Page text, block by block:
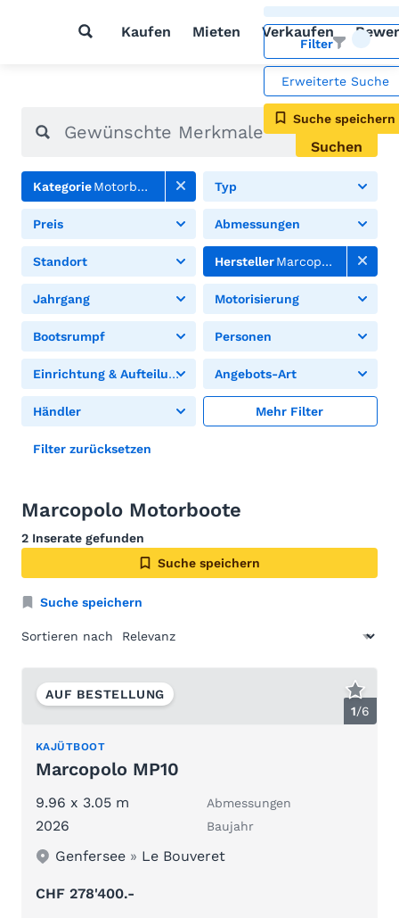
Kaufen Mieten Verkaufen
Filter
Erweiterte Suche
Suche speichern
Suchen
KategorieMotorboote Typ
Preis Abmessungen
Standort HerstellerMarcopolo
Jahrgang Motorisierung
Bootsrumpf Personen
Einrichtung & Aufteilung Angebots-Art
Händler Mehr Filter
Filter zurücksetzen
Marcopolo Motorboote
2 Inserate gefunden
Suche speichern
Suche speichern
Sortieren nach
1/6
AUF BESTELLUNG
KAJÜTBOOT
Marcopolo MP10
9.96 x 3.05 m Abmessungen
2026 Baujahr
Genfersee » Le Bouveret
CHF 278'400.-